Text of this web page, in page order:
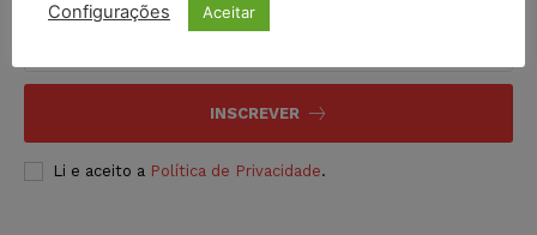
INSCREVER
Li e aceito a Política de Privacidade.
Configurações Aceitar